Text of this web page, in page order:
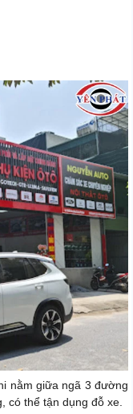
nằm giữa ngã 3 đường
có thể tận dụng đỗ xe.